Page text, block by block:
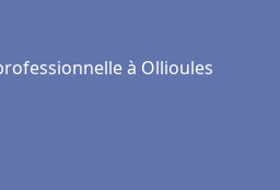
à Ollioules